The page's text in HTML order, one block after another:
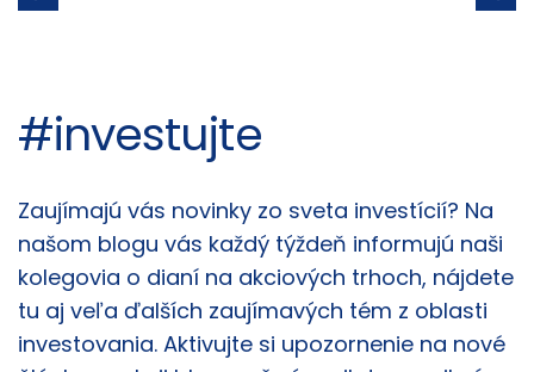
#investujte
Články
Zaujímajú vás novinky zo sveta investícií? Na
našom blogu vás každý týždeň informujú naši
kolegovia o dianí na akciových trhoch, nájdete
tu aj veľa ďalších zaujímavých tém z oblasti
investovania. Aktivujte si upozornenie na nové